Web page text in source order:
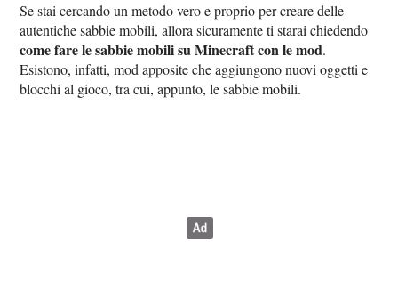
Se stai cercando un metodo vero e proprio per creare delle
autentiche sabbie mobili, allora sicuramente ti starai chiedendo
come fare le sabbie mobili su Minecraft con le mod.
Esistono, infatti, mod apposite che aggiungono nuovi oggetti e
blocchi al gioco, tra cui, appunto, le sabbie mobili.